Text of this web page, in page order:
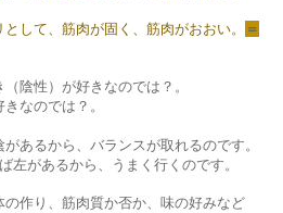
して、筋肉が固く、筋肉がおおい。
＝
陰性）が好きなのでは？。
なのでは？。
あるから、バランスが取れるのです。
左があるから、うまく行くのです。
作り、筋肉質か否か、味の好みなど